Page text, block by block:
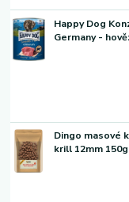
Happy Dog
Germany -
Dingo masové
krill 12mm 150g